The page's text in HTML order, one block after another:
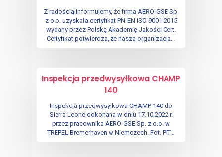
Z radością informujemy, że firma AERO-GSE Sp.
z o.o. uzyskała certyfikat PN-EN ISO 9001:2015
wydany przez Polską Akademię Jakości Cert.
Certyfikat potwierdza, że nasza organizacja…
Inspekcja przedwysyłkowa CHAMP
140
Inspekcja przedwysyłkowa CHAMP 140 do
Sierra Leone dokonana w dniu 17.10.2022 r.
przez pracownika AERO-GSE Sp. z o.o. w
TREPEL Bremerhaven w Niemczech. Fot. PIT…